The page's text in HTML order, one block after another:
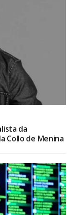
da
Collo de Menina